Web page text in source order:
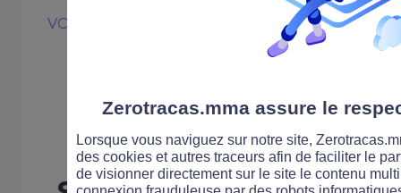
VOITURE SÉCURITÉ ROUTIÈRE
Baisse de la
avril 2013
Zerotracas.mma assure le
Lorsque vous naviguez sur notre site,
des cookies et autres traceurs afin de faciliter le
de visionner directement sur le site le contenu